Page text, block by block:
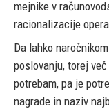
mejnike v
racionalizacije
Da lahko
poslovanju, torej
potrebam, pa je
nagrade in naziv